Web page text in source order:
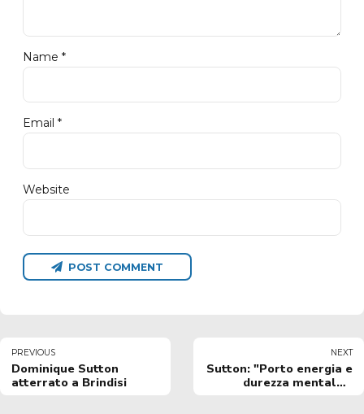
Name *
Email *
Website
POST COMMENT
PREVIOUS
Dominique Sutton
atterrato a Brindisi
NEXT
Sutton: "Porto energia e
durezza mentale";